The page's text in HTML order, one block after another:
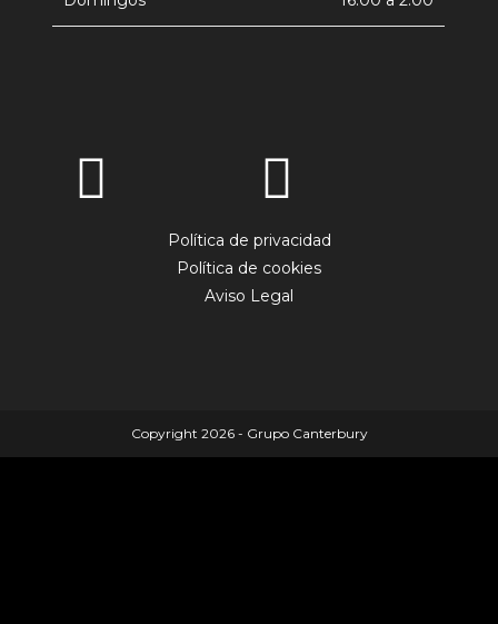
Política de privacidad
Política de cookies
Aviso Legal
Copyright 2026 - Grupo Canterbury